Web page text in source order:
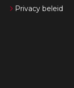
Privacy beleid